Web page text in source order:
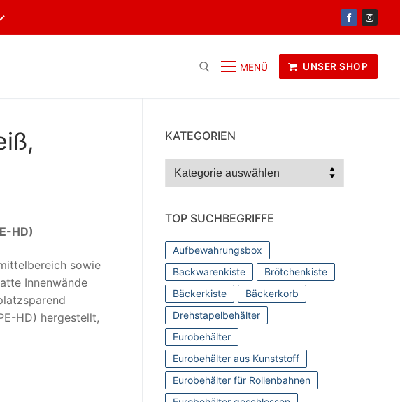
MENÜ UNSER SHOP
HD)
sowie
Innenwände
HD) hergestellt,
KATEGORIEN
Kategorien
TOP SUCHBEGRIFFE
Aufbewahrungsbox
Backwarenkiste
Brötchenkiste
Bäckerkiste
Bäckerkorb
Drehstapelbehälter
Eurobehälter
Eurobehälter aus Kunststoff
Eurobehälter für Rollenbahnen